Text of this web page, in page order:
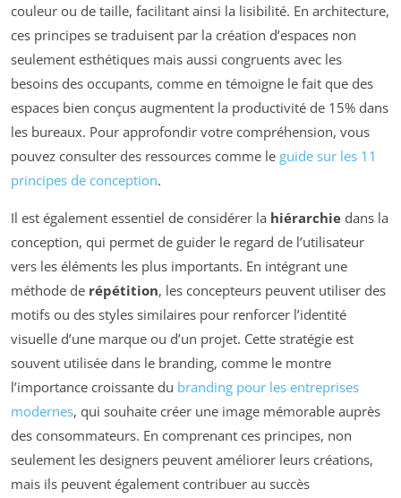
couleur ou de taille, facilitant ainsi la lisibilité. En architecture,
ces principes se traduisent par la création d’espaces non
seulement esthétiques mais aussi congruents avec les
besoins des occupants, comme en témoigne le fait que des
espaces bien conçus augmentent la productivité de 15% dans
les bureaux. Pour approfondir votre compréhension, vous
pouvez consulter des ressources comme le guide sur les 11
principes de conception.
Il est également essentiel de considérer la hiérarchie dans la
conception, qui permet de guider le regard de l’utilisateur
vers les éléments les plus importants. En intégrant une
méthode de répétition, les concepteurs peuvent utiliser des
motifs ou des styles similaires pour renforcer l’identité
visuelle d’une marque ou d’un projet. Cette stratégie est
souvent utilisée dans le branding, comme le montre
l’importance croissante du branding pour les entreprises
modernes, qui souhaite créer une image mémorable auprès
des consommateurs. En comprenant ces principes, non
seulement les designers peuvent améliorer leurs créations,
mais ils peuvent également contribuer au succès